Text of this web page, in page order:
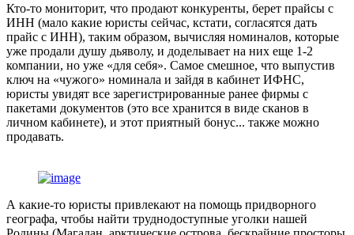
Кто-то мониторит, что продают конкуренты, берет прайсы с
ИНН (мало какие юристы сейчас, кстати, согласятся дать
прайс с ИНН), таким образом, вычисляя номиналов, которые
уже продали душу дьяволу, и доделывает на них еще 1-2
компании, но уже «для себя». Самое смешное, что выпустив
ключ на «чужого» номинала и зайдя в кабинет ИФНС,
юристы увидят все зарегистрированные ранее фирмы с
пакетами документов (это все хранится в виде сканов в
личном кабинете), и этот приятный бонус... также можно
продавать.
А какие-то юристы привлекают на помощь придворного
географа, чтобы найти труднодоступные уголки нашей